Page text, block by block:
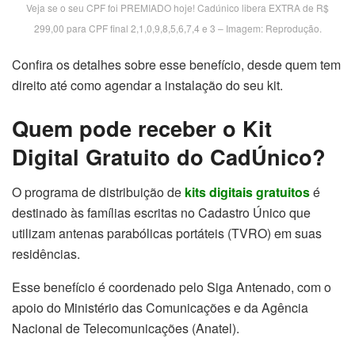
Veja se o seu CPF foi PREMIADO hoje! Cadúnico libera EXTRA de R$
299,00 para CPF final 2,1,0,9,8,5,6,7,4 e 3 – Imagem: Reprodução.
Confira os detalhes sobre esse benefício, desde quem tem
direito até como agendar a instalação do seu kit.
Quem pode receber o Kit
Digital Gratuito do CadÚnico?
O programa de distribuição de kits digitais gratuitosé
destinado às famílias escritas no Cadastro Único que
utilizam antenas parabólicas portáteis (TVRO) em suas
residências.
Esse benefício é coordenado pelo Siga Antenado, com o
apoio do Ministério das Comunicações e da Agência
Nacional de Telecomunicações (Anatel).